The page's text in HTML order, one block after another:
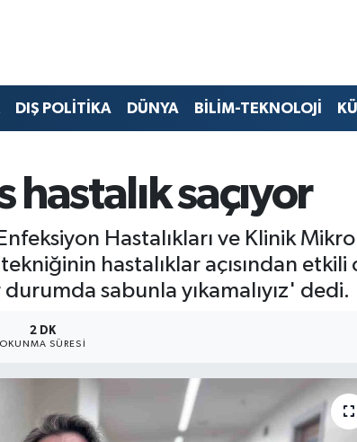
DIŞ POLİTİKA DÜNYA BİLİM-TEKNOLOJİ
hastalık saçıyor
Hastalıkları ve Klinik
tekniğinin hastalıklar açısından
sabunla yıkamalıyız' dedi.
2 DK
OKUNMA SÜRESI